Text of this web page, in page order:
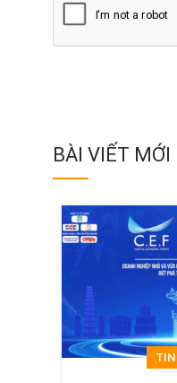
BÀI VIẾT MỚI